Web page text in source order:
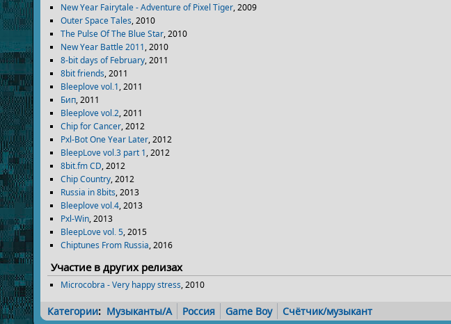
New Year Fairytale - Adventure of Pixel Tiger, 2009
Outer Space Tales, 2010
The Pulse Of The Blue Star, 2010
New Year Battle 2011, 2010
8-bit days of February, 2011
8bit friends, 2011
Bleeplove vol.1, 2011
Бип, 2011
Bleeplove vol.2, 2011
Chip for Cancer, 2012
Pxl-Bot One Year Later, 2012
BleepLove vol.3 part 1, 2012
8bit.fm CD, 2012
Chip Country, 2012
Russia in 8bits, 2013
Bleeplove vol.4, 2013
Pxl-Win, 2013
BleepLove vol. 5, 2015
Chiptunes From Russia, 2016
Участие в других релизах
Microcobra - Very happy stress, 2010
Категории: Музыканты/A Россия Game Boy Счётчик/музыкант